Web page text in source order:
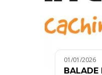
01/01/2026
BALADE